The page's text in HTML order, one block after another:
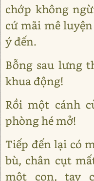
chớp không
cứ mãi mê
ý đến.
Bỗng sau lưng
khua động!
Rồi một cánh
phòng hé mở!
Tiếp đến lại có
bù, chân cụt
một con, tay